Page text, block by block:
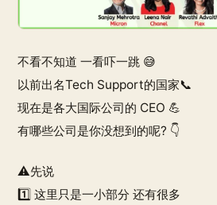
不看不知道 一看吓一跳 😅
以前出名Tech Support的国家📞
现在是各大国际公司的 CEO 💪
有哪些公司是你没想到的呢? 👇
⚠️先说
1️⃣ 这里只是一小部分 还有很多